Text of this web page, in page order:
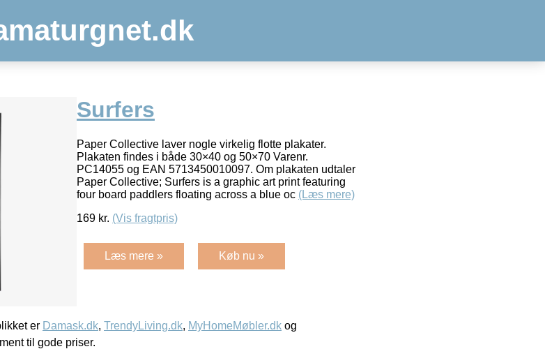
Surfers
Paper Collective laver nogle virkelig flotte plakater.
Plakaten findes i både 30×40 og 50×70 Varenr.
PC14055 og EAN 5713450010097. Om plakaten udtaler
Paper Collective; Surfers is a graphic art print featuring
four board paddlers floating across a blue oc (Læs mere)
169 kr. (Vis fragtpris)
Læs mere » Køb nu »
er Damask.dk, TrendyLiving.dk, MyHomeMøbler.dk og
til gode priser.